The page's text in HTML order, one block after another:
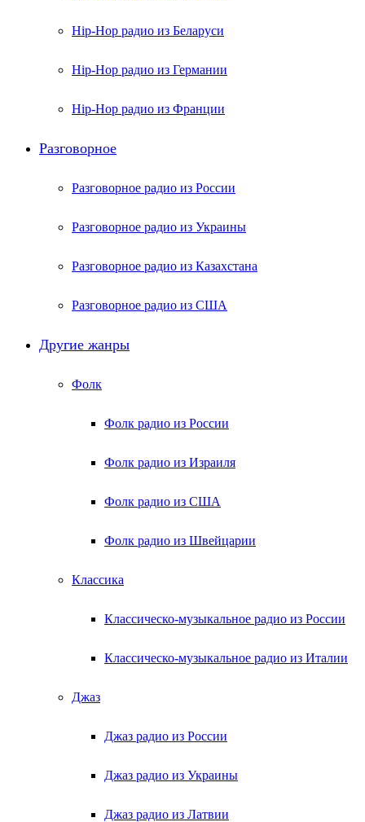
Hip-Hop радио из Беларуси
Hip-Hop радио из Германии
Hip-Hop радио из Франции
Разговорное
Разговорное радио из России
Разговорное радио из Украины
Разговорное радио из Казахстана
Разговорное радио из США
Другие жанры
Фолк
Фолк радио из России
Фолк радио из Израиля
Фолк радио из США
Фолк радио из Швейцарии
Классика
Классическо-музыкальное радио из России
Классическо-музыкальное радио из Италии
Джаз
Джаз радио из России
Джаз радио из Украины
Джаз радио из Латвии